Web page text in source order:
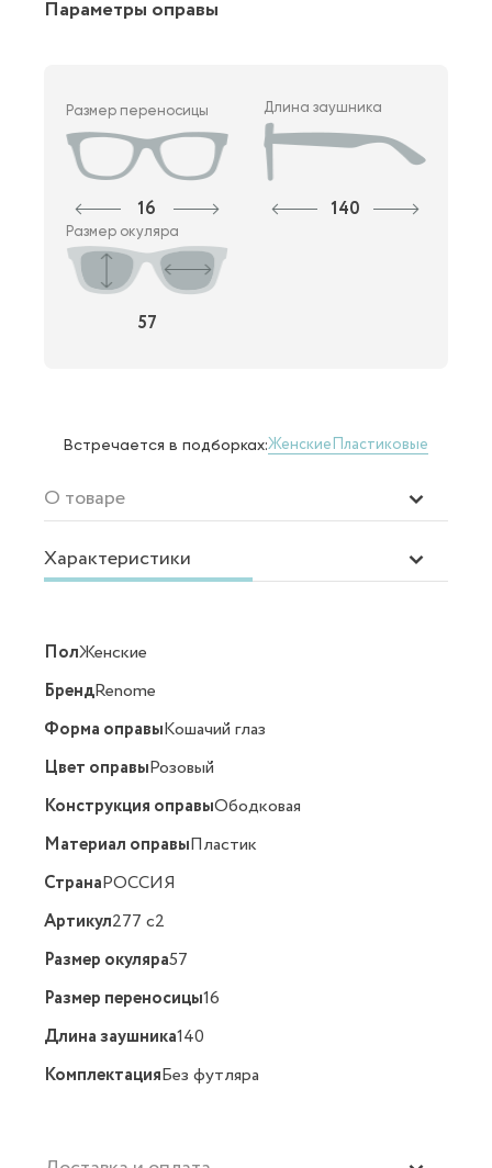
Параметры оправы
Размер переносицы
16
Длина заушника
140
Размер окуляра
57
Встречается в подборках:ЖенскиеПластиковые
О товаре
Характеристики
ПолЖенские
БрендRenome
Форма оправыКошачий глаз
Цвет оправыРозовый
Конструкция оправыОбодковая
Материал оправыПластик
СтранаРОССИЯ
Артикул277 с2
Размер окуляра57
Размер переносицы16
Длина заушника140
КомплектацияБез футляра